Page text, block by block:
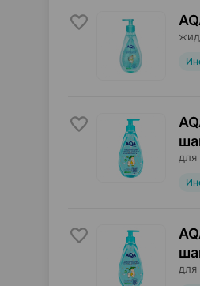
для
для